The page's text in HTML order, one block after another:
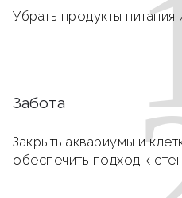
Убрать продукты питания
Забота
Закрыть аквариумы и
обеспечить подход к